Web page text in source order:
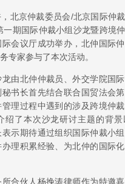
北京仲裁委员会/北京国际仲
一期国际仲裁小组沙龙暨跨境
会议厅成功举办，北仲国际
专家参与了本次活动。
由北仲仲裁员、外交学院国
书长首先结合联合国贸法会
理过程中遇到的涉及跨境仲
绍了本次沙龙研讨主题的背景
示期待通过组织国际仲裁小
理积累经验、为北仲的国际
合伙人杨挽涛律师作为特邀